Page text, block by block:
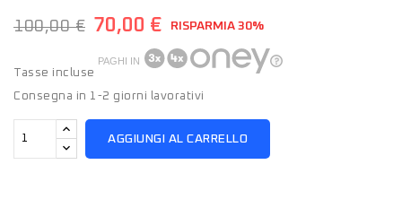
100,00 € 70,00 € RISPARMIA 30%
Tasse incluse
PAGHI IN
Consegna in 1-2 giorni lavorativi
AGGIUNGI AL CARRELLO